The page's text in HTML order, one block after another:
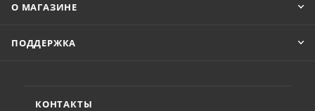
О МАГАЗИНЕ
ПОДДЕРЖКА
КОНТАКТЫ